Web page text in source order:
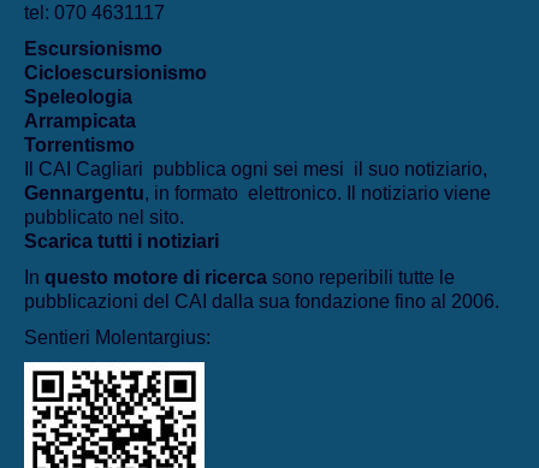
tel: 070 4631117
Escursionismo
Cicloescursionismo
Speleologia
Arrampicata
Torrentismo
Il CAI Cagliari pubblica ogni sei mesi il suo notiziario,
Gennargentu, in formato elettronico. Il notiziario viene
pubblicato nel sito.
Scarica tutti i notiziari
In questo motore di ricerca sono reperibili tutte le
pubblicazioni del CAI dalla sua fondazione fino al 2006.
Sentieri Molentargius: